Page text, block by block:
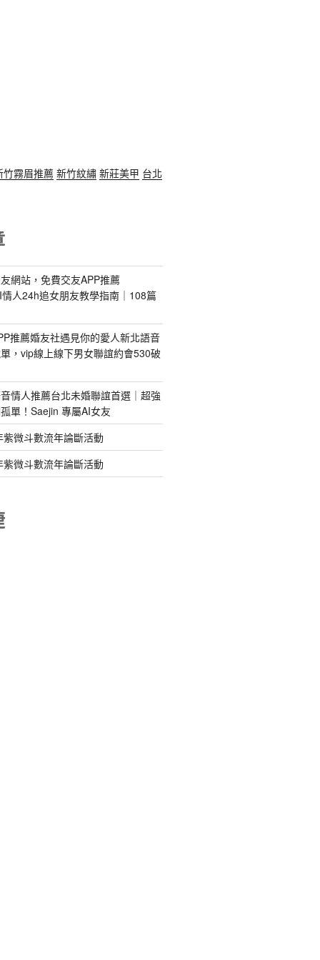
竹霧眉推薦 新竹紋繡 新莊美甲 台北
網站，免費交友APP推薦
人24h追女朋友教學指南｜108篇
推薦婚友社遇見你的愛人新北語音
，vip線上線下男女聯誼約會530破
情人推薦台北未婚聯誼首選｜超強
單！Saejin 專屬AI女友
微斗數流年論斷活動
微斗數流年論斷活動